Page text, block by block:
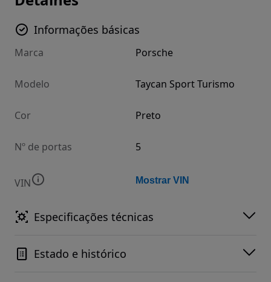
Informações básicas
Marca Porsche
Modelo Taycan Sport Turismo
Cor Preto
Nº de portas 5
VIN Mostrar VIN
Especificações técnicas
Estado e histórico